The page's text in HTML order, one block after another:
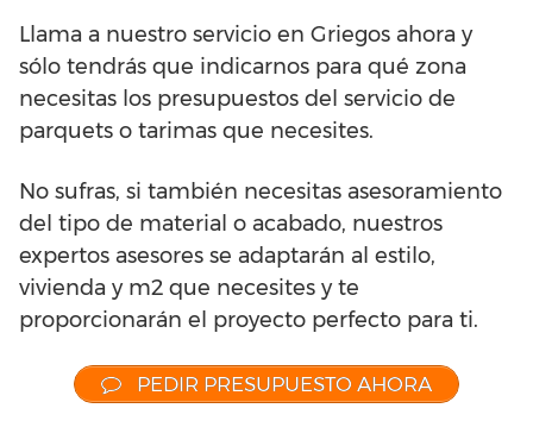
Llama a nuestro servicio en Griegos ahora y
sólo tendrás que indicarnos para qué zona
necesitas los presupuestos del servicio de
parquets o tarimas que necesites.
No sufras, si también necesitas asesoramiento
del tipo de material o acabado, nuestros
expertos asesores se adaptarán al estilo,
vivienda y m2 que necesites y te
proporcionarán el proyecto perfecto para ti.
PEDIR PRESUPUESTO AHORA